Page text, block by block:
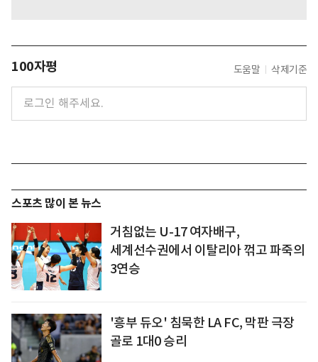
100자평 도움말 삭제기준
스포츠 많이 본 뉴스
거침없는 U-17 여자배구,
세계선수권에서 이탈리아 꺾고 파죽의
3연승
'흥부 듀오' 침묵한 LA FC, 막판 극장
골로 1대0 승리